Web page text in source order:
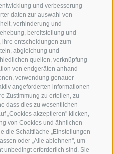
und verbesserung
daten zur auswahl von
verhinderung und
bereitstellung und
entscheidungen zum
abgleichung und
quellen, verknüpfung
von endgeräten anhand
verwendung genauer
angeforderten informationen
Zustimmung zu erteilen, zu
dass dies zu wesentlichen
„Cookies akzeptieren" klicken,
von Cookies und ähnlichen
die Schaltfläche „Einstellungen
oder „Alle ablehnen", um
unbedingt erforderlich sind. Sie
Vital
Garden